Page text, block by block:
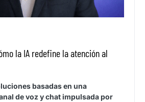
la IA redefine la atención al
basadas en una
de voz y chat impulsada por